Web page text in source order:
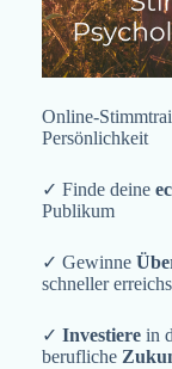
Online-
Persönlichkeit
✓ Finde deine
Publikum
✓ Gewinne
schneller
✓ Investiere in
berufliche